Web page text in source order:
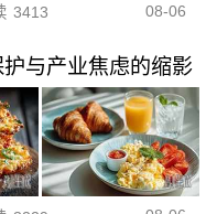
3413 08-06
与产业焦虑的缩影